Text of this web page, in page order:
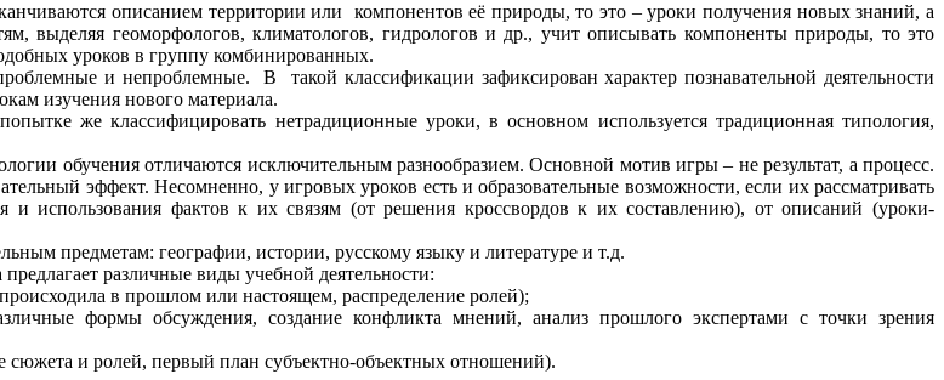
описанием территории или компонентов её природы, то это – уроки получения новых знаний, а
выделяя геоморфологов, климатологов, гидрологов и др., учит описывать компоненты природы, то это
уроков в группу комбинированных.
и непроблемные.
В такой классификации зафиксирован характер познавательной деятельности
изучения нового материала.
же классифицировать нетрадиционные уроки, в основном используется традиционная типология,
обучения отличаются исключительным разнообразием. Основной мотив игры – не результат, а процесс.
эффект. Несомненно, у игровых уроков есть и образовательные возможности, если их рассматривать
и использования фактов к их связям (от решения кроссвордов к их составлению), от описаний (уроки-
предметам: географии, истории, русскому языку и литературе и т.д.
различные виды учебной деятельности:
в прошлом или настоящем, распределение ролей);
формы обсуждения, создание конфликта мнений, анализ прошлого экспертами с точки зрения
и ролей, первый план субъектно-объектных отношений).